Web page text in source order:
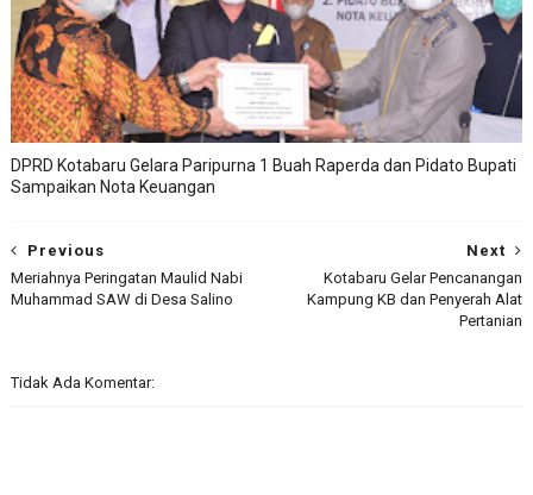
DPRD Kotabaru Gelara Paripurna 1 Buah Raperda dan Pidato Bupati
Sampaikan Nota Keuangan
Next
Kotabaru Gelar Pencanangan
Kampung KB dan Penyerah Alat
Pertanian
Previous
Meriahnya Peringatan Maulid Nabi
Muhammad SAW di Desa Salino
Tidak Ada Komentar: